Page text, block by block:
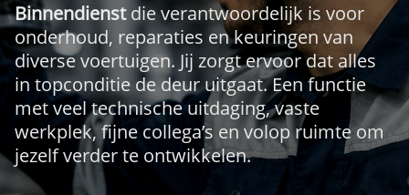
Binnendienstdie verantwoordelijk is voor
onderhoud, reparaties en keuringen van
diverse voertuigen. Jij zorgt ervoor dat alles
in topconditie de deur uitgaat. Een functie
met veel technische uitdaging, vaste
werkplek, fijne collega’s en volop ruimte om
jezelf verder te ontwikkelen.